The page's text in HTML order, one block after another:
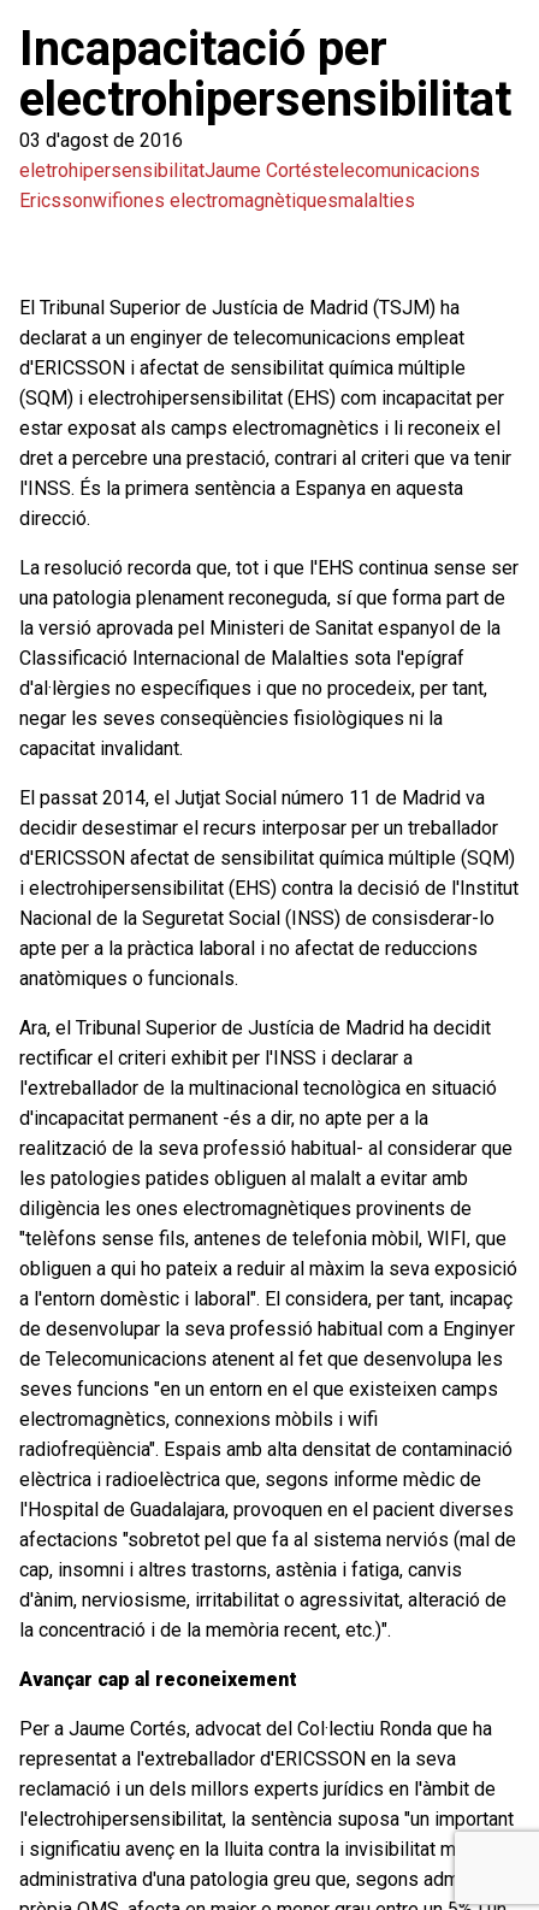
Incapacitació per
electrohipersensibilitat
03 d'agost de 2016
eletrohipersensibilitatJaume Cortéstelecomunicacions
Ericssonwifiones electromagnètiquesmalalties
El Tribunal Superior de Justícia de Madrid (TSJM) ha
declarat a un enginyer de telecomunicacions empleat
d'ERICSSON i afectat de sensibilitat química múltiple
(SQM) i electrohipersensibilitat (EHS) com incapacitat per
estar exposat als camps electromagnètics i li reconeix el
dret a percebre una prestació, contrari al criteri que va tenir
l'INSS. És la primera sentència a Espanya en aquesta
direcció.
La resolució recorda que, tot i que l'EHS continua sense ser
una patologia plenament reconeguda, sí que forma part de
la versió aprovada pel Ministeri de Sanitat espanyol de la
Classificació Internacional de Malalties sota l'epígraf
d'al·lèrgies no específiques i que no procedeix, per tant,
negar les seves conseqüències fisiològiques ni la
capacitat invalidant.
El passat 2014, el Jutjat Social número 11 de Madrid va
decidir desestimar el recurs interposar per un treballador
d'ERICSSON afectat de sensibilitat química múltiple (SQM)
i electrohipersensibilitat (EHS) contra la decisió de l'Institut
Nacional de la Seguretat Social (INSS) de consisderar-lo
apte per a la pràctica laboral i no afectat de reduccions
anatòmiques o funcionals.
Ara, el Tribunal Superior de Justícia de Madrid ha decidit
rectificar el criteri exhibit per l'INSS i declarar a
l'extreballador de la multinacional tecnològica en situació
d'incapacitat permanent -és a dir, no apte per a la
realització de la seva professió habitual- al considerar que
les patologies patides obliguen al malalt a evitar amb
diligència les ones electromagnètiques provinents de
"telèfons sense fils, antenes de telefonia mòbil, WIFI, que
obliguen a qui ho pateix a reduir al màxim la seva exposició
a l'entorn domèstic i laboral". El considera, per tant, incapaç
de desenvolupar la seva professió habitual com a Enginyer
de Telecomunicacions atenent al fet que desenvolupa les
seves funcions "en un entorn en el que existeixen camps
electromagnètics, connexions mòbils i wifi
radiofreqüència". Espais amb alta densitat de contaminació
elèctrica i radioelèctrica que, segons informe mèdic de
l'Hospital de Guadalajara, provoquen en el pacient diverses
afectacions "sobretot pel que fa al sistema nerviós (mal de
cap, insomni i altres trastorns, astènia i fatiga, canvis
d'ànim, nerviosisme, irritabilitat o agressivitat, alteració de
la concentració i de la memòria recent, etc.)".
Avançar cap al reconeixement
Per a Jaume Cortés, advocat del Col·lectiu Ronda que ha
representat a l'extreballador d'ERICSSON en la seva
reclamació i un dels millors experts jurídics en l'àmbit de
l'electrohipersensibilitat, la sentència suposa "un important
i significatiu avenç en la lluita contra la invisibilitat mèdica i
administrativa d'una patologia greu que, segons admet la